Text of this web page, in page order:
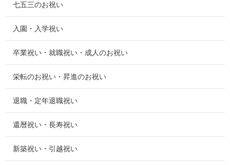
七五三のお祝い
入園・入学祝い
卒業祝い・就職祝い・成人のお祝い
栄転のお祝い・昇進のお祝い
退職・定年退職祝い
還暦祝い・長寿祝い
新築祝い・引越祝い